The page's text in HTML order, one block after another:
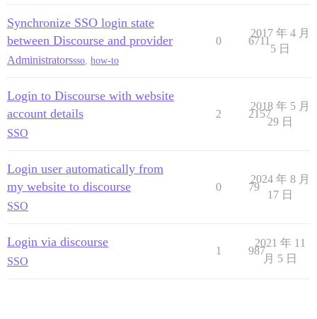
Synchronize SSO login state
between Discourse and provider
Administratorssso how-to
0 6711
2017 年 4 月
5 日
Login to Discourse with website
account details
SSO
2 2157
2018 年 5 月
29 日
Login user automatically from
my website to discourse
SSO
0 79
2024 年 8 月
17 日
Login via discourse
SSO
1 987
2021 年 11
月 5 日